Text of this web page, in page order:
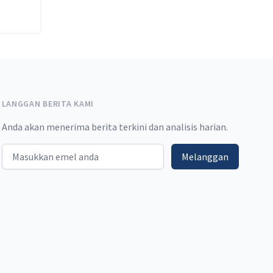
LANGGAN BERITA KAMI
Anda akan menerima berita terkini dan analisis harian.
Email address Melanggan